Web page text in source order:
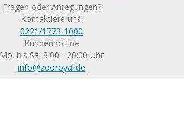
Fragen oder Anregungen?
Kontaktiere uns!
0221/1773-1000
Kundenhotline
Mo. bis Sa. 8:00 - 20:00 Uhr
info@zooroyal.de